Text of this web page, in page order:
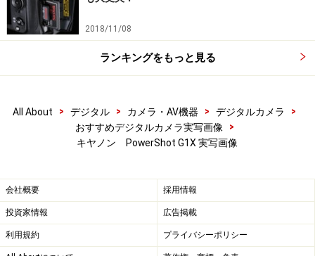
プログラム F2.8 1/30秒 ISO320 焦点距離15.1mm(28mm相
当) 「浅草ビートストリート」 フィルターアダプターを使
用して、アナログチックなフィルター効果を試してみた。こ
ちらはフィルターなし
2018/11/08
ランキングをもっと見る
All About > デジタル > カメラ・AV機器 > デジタルカメラ
>
おすすめデジタルカメラ実写画像
>
キヤノン PowerShot G1X 実写画像
会社概要 採用情報
投資家情報 広告掲載
利用規約 プライバシーポリシー